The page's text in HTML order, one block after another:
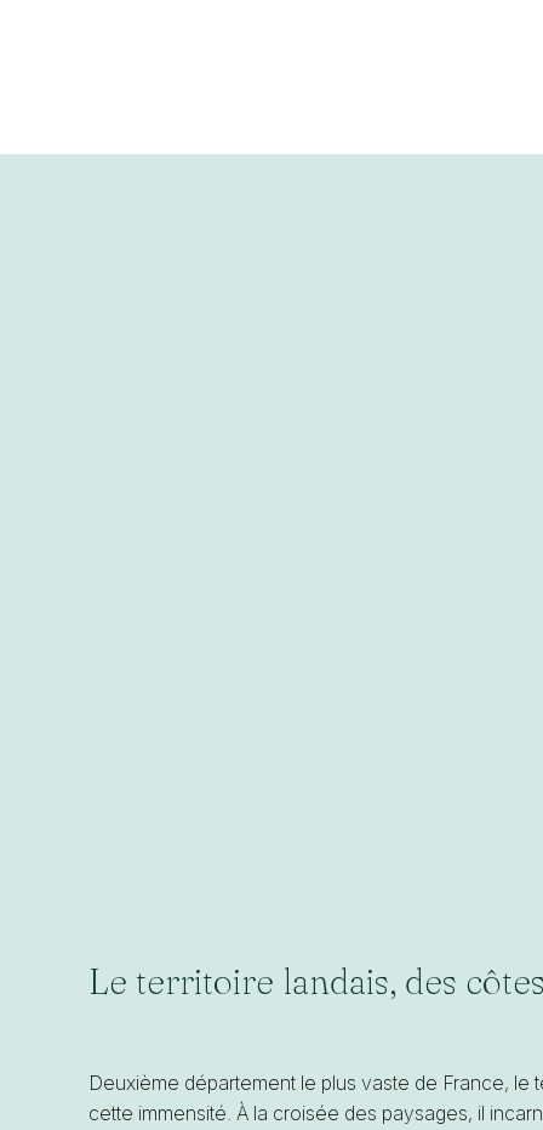
Le territoire landais, des
Deuxième département le plus vaste de France,
cette immensité. À la croisée des paysages, il